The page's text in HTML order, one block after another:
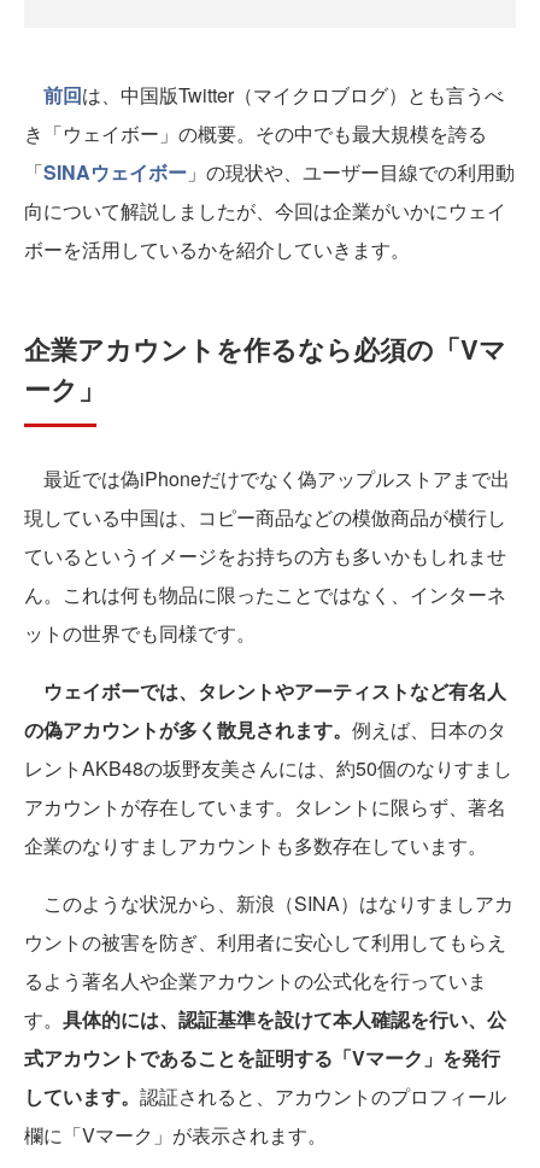
前回は、中国版Twitter（マイクロブログ）とも言うべ
き「ウェイボー」の概要。その中でも最大規模を誇る
「SINAウェイボー 」の現状や、ユーザー目線での利用動
向について解説しましたが、今回は企業がいかにウェイ
ボーを活用しているかを紹介していきます。
企業アカウントを作るなら必須の「Vマ
ーク」
最近では偽iPhoneだけでなく偽アップルストアまで出
現している中国は、コピー商品などの模倣商品が横行し
ているというイメージをお持ちの方も多いかもしれませ
ん。これは何も物品に限ったことではなく、インターネ
ットの世界でも同様です。
ウェイボーでは、タレントやアーティストなど有名人
の偽アカウントが多く散見されます。 例えば、日本のタ
レントAKB48の坂野友美さんには、約50個のなりすまし
アカウントが存在しています。タレントに限らず、著名
企業のなりすましアカウントも多数存在しています。
このような状況から、新浪（SINA）はなりすましアカ
ウントの被害を防ぎ、利用者に安心して利用してもらえ
るよう著名人や企業アカウントの公式化を行っていま
す。 具体的には、認証基準を設けて本人確認を行い、公
式アカウントであることを証明する「Vマーク」を発行
しています。 認証されると、アカウントのプロフィール
欄に「Vマーク」が表示されます。